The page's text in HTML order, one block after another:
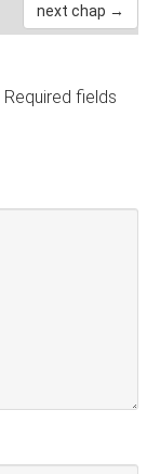
next chap →
Required fields